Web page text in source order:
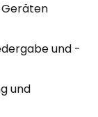
Geräten
und -
und